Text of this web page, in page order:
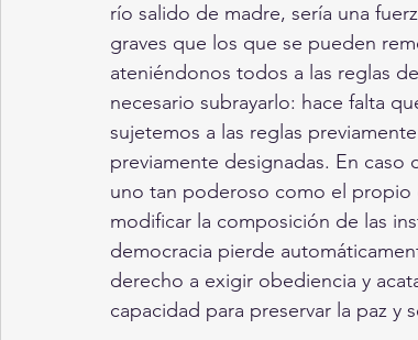
río salido de madre, sería una
graves que los que se pueden
ateniéndonos todos a las reglas
necesario subrayarlo: hace falta
sujetemos a las reglas
previamente designadas. En
uno tan poderoso como el propio
modificar la composición de las
democracia pierde
derecho a exigir obediencia y
capacidad para preservar la paz y